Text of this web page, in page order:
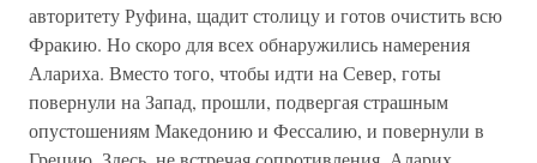
авторитету Руфина, щадит столицу и готов очистить всю
Фракию. Но скоро для всех обнаружились намерения
Алариха. Вместо того, чтобы идти на Север, готы
повернули на Запад, прошли, подвергая страшным
опустошениям Македонию и Фессалию, и повернули в